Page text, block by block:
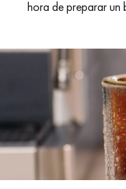
hora de preparar un